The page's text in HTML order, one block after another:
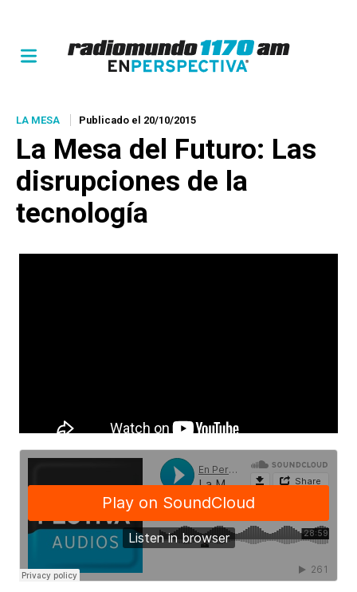
LA MESA Publicado el 20/10/2015
La Mesa del Futuro: Las
disrupciones de la
tecnología